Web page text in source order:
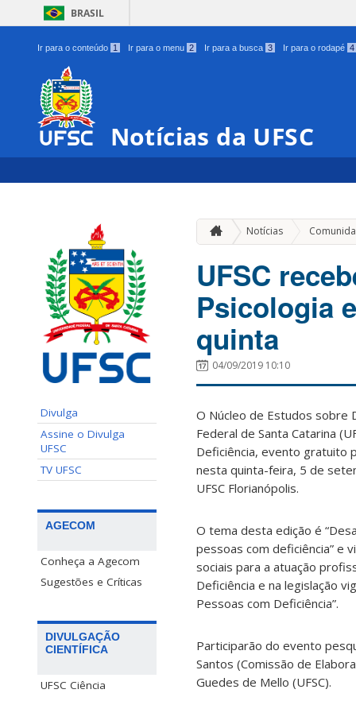
BRASIL
Ir para o conteúdo 1 Ir para o menu 2 Ir para a busca 3 Ir para o rodapé 4
Notícias da UFSC
Divulga
Assine o Divulga
UFSC
TV UFSC
AGECOM
Conheça a Agecom
Sugestões e Críticas
DIVULGAÇÃO
CIENTÍFICA
UFSC Ciência
Notícias
UFSC
Psicologia
quinta
04/09/2019 10:10
O Núcleo de Estudos sobre
Federal de Santa Catarina
Deficiência, evento gratuito
nesta quinta-feira, 5 de
UFSC Florianópolis.
O tema desta edição é
pessoas com deficiência” e
sociais para a atuação
Deficiência e na legislação
Pessoas com Deficiência”.
Participarão do evento
Santos (Comissão de
Guedes de Mello (UFSC).